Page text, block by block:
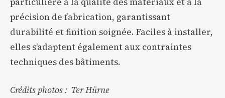
précision de fabrication, garantissant
durabilité et finition soignée. Faciles à installer,
elles s’adaptent également aux contraintes
techniques des bâtiments.
Crédits photos : Ter Hürne